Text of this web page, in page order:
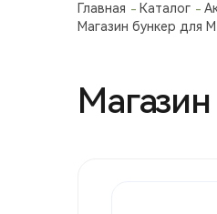
Главная Каталог
Магазин бункер для